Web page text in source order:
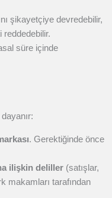
şikayetçiye devredebilir,
süre içinde
. Gerektiğinde önce
ilişkin deliller (satışlar,
makamları tarafından